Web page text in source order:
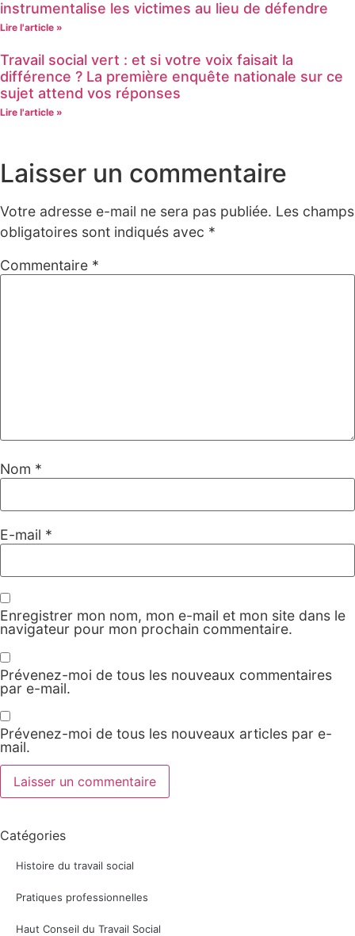
instrumentalise les victimes au lieu de défendre
Lire l'article »
Travail social vert : et si votre voix faisait la
différence ? La première enquête nationale sur ce
sujet attend vos réponses
Lire l'article »
Laisser un commentaire
Votre adresse e-mail ne sera pas publiée. Les champs
obligatoires sont indiqués avec *
Commentaire *
Nom *
E-mail *
Enregistrer mon nom, mon e-mail et mon site dans le
navigateur pour mon prochain commentaire.
Prévenez-moi de tous les nouveaux commentaires
par e-mail.
Prévenez-moi de tous les nouveaux articles par e-
mail.
Catégories
Histoire du travail social
Pratiques professionnelles
Haut Conseil du Travail Social